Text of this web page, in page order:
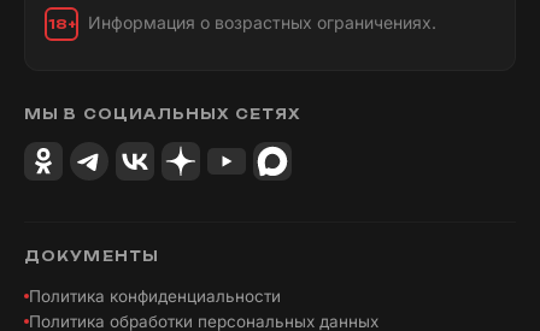
18+ Информация о возрастных ограничениях.
МЫ В СОЦИАЛЬНЫХ СЕТЯХ
ДОКУМЕНТЫ
Политика конфиденциальности
Политика обработки персональных данных